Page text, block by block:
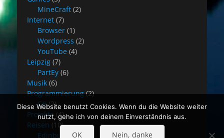
MineCraft (2)
Internet (7)
Browser (1)
Wordpress (2)
YouTube (4)
Leipzig (7)
PartEy (6)
Musik (6)
Programmierung (2)
C#(2)
Projekte (4)
Reisen (10)
Edinburgh(8)
Diese Website benutzt Cookies. Wenn du die Website weiter
nutzt, gehe ich von deinem Einverständnis aus.
OK Nein, danke